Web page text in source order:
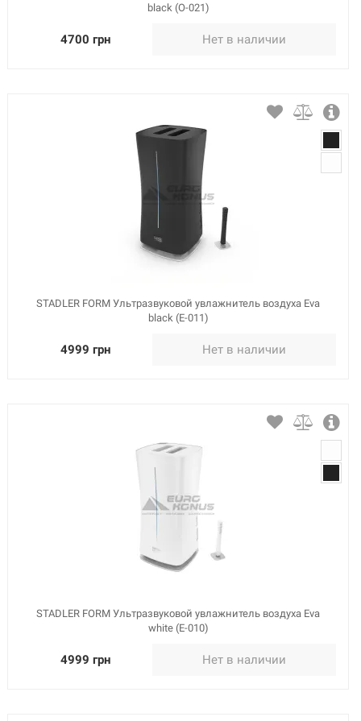
black (O-021)
4700 грн Нет в наличии
STADLER FORM Ультразвуковой увлажнитель воздуха Eva
black (E-011)
4999 грн Нет в наличии
STADLER FORM Ультразвуковой увлажнитель воздуха Eva
white (E-010)
4999 грн Нет в наличии